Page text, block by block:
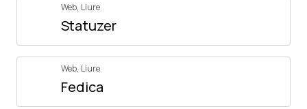
Web, Liure
Statuzer
Web, Liure
Fedica